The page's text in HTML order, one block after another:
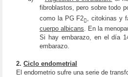
fibroblastos, pero sobre todo
como la PG F2
, citokinas y
cuerpo albicans. En la
Si hay embarazo, en el día
embarazo.
2. Ciclo endometrial
El endometrio sufre una serie de